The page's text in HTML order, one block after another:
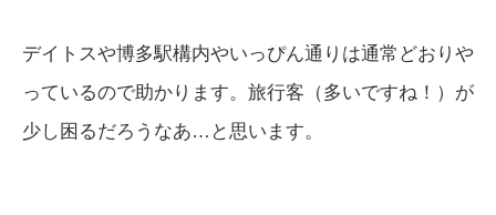
デイトスや博多駅構内やいっぴん通りは通常どおりや
っているので助かります。旅行客（多いですね！）が
少し困るだろうなあ…と思います。